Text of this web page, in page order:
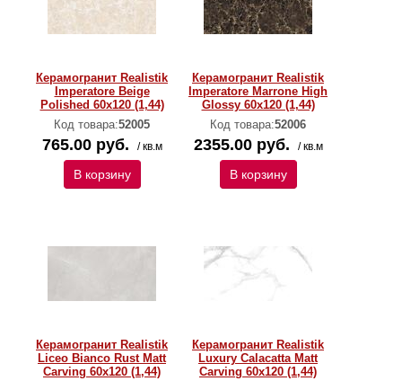
Керамогранит Realistik
Imperatore Beige
Polished 60x120 (1,44)
Код товара:52005
765.00 руб. / кв.м
В корзину
Керамогранит Realistik
Imperatore Marrone High
Glossy 60x120 (1,44)
Код товара:52006
2355.00 руб. / кв.м
В корзину
Керамогранит Realistik
Liceo Bianco Rust Matt
Carving 60x120 (1,44)
Керамогранит Realistik
Luxury Calacatta Matt
Carving 60x120 (1,44)